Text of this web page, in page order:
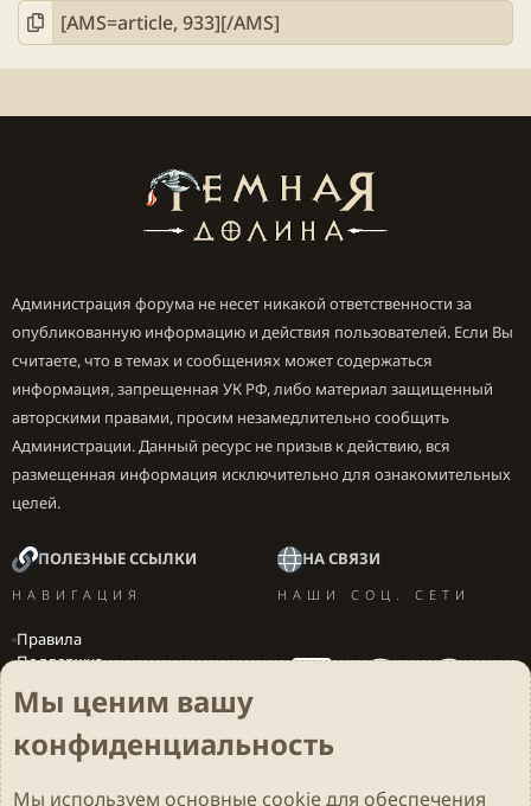
Администрация форума не несет никакой ответственности за
опубликованную информацию и действия пользователей. Если Вы
считаете, что в темах и сообщениях может содержаться
информация, запрещенная УК РФ, либо материал защищенный
авторскими правами, просим незамедлительно сообщить
Администрации. Данный ресурс не призыв к действию, вся
размещенная информация исключительно для ознакомительных
целей.
ПОЛЕЗНЫЕ ССЫЛКИ
НАВИГАЦИЯ
Правила
Поддержка
Локализация игр
НА СВЯЗИ
НАШИ СОЦ. СЕТИ
Мы ценим вашу
конфиденциальность
Мы используем основные cookieдля обеспечения